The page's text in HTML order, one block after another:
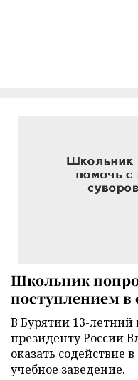
Школьник
поступлением в
В Бурятии 13-летний
президенту России
оказать содействие
учебное заведение.